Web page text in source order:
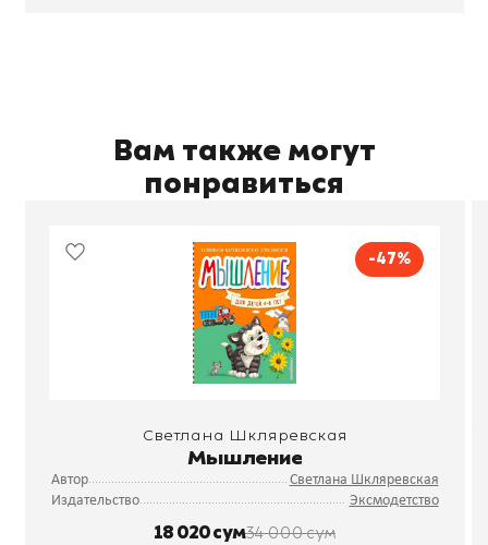
Вам также могут
понравиться
-47%
Светлана Шкляревская
Мышление
Автор
Светлана Шкляревская
Издательство
Эксмодетство
18 020 сум34 000 сум